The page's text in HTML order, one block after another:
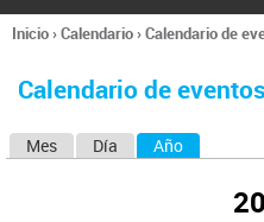
l
Se
usted
Inicio›Calendario›Calendario de
Calendario de eventos
Mes Día Año